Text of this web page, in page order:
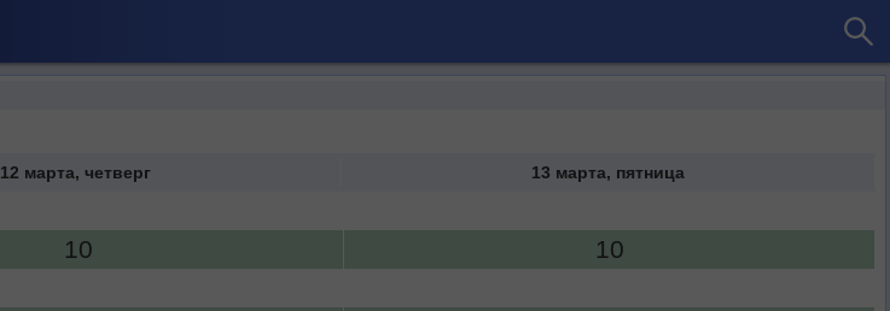
12 марта, четверг
13 марта, пятница
10 10